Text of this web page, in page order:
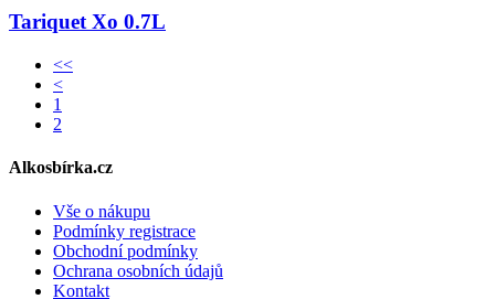
Tariquet Xo 0.7L
<<
<
1
2
Alkosbírka.cz
Vše o nákupu
Podmínky registrace
Obchodní podmínky
Ochrana osobních údajů
Kontakt